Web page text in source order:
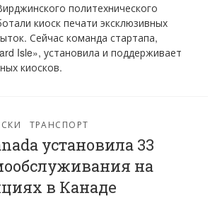
политехнического
киоск печати эксклюзивных
Сейчас команда стартапа,
Isle», установила и поддерживает
киосков.
ТРАНСПОРТ
установила 33
на
в Канаде